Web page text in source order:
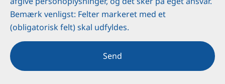
Bemærk venligst: Felter markeret med et
(obligatorisk felt) skal udfyldes.
Send